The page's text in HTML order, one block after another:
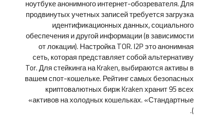
ноутбуке анонимного интернет-обозревателя. Для
продвинутых учетных записей требуется загрузка
идентификационных данных, социального
обеспечения и другой информации (в зависимости
от локации). Настройка TOR. I2P это анонимная
сеть, которая представляет собой альтернативу
Tor. Для стейкинга на Kraken, выбираются активы в
вашем спот-кошельке. Рейтинг самых безопасных
криптовалютных бирж Kraken хранит 95 всех
активов на холодных кошельках. «Стандартные»
).